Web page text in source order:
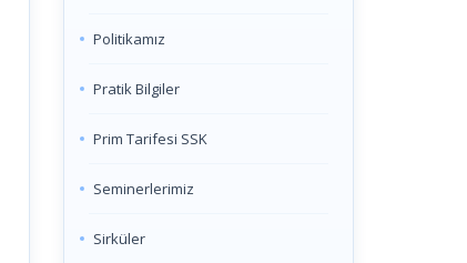
Politikamız
Pratik Bilgiler
Prim Tarifesi SSK
Seminerlerimiz
Sirküler